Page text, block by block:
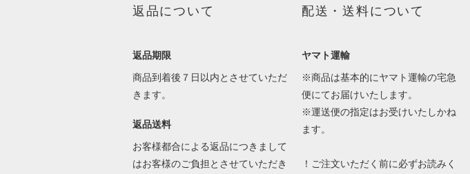
返品について
返品期限
商品到着後７日以内とさせていただ
きます。
返品送料
お客様都合による返品につきまして
はお客様のご負担とさせていただき
配送・送料について
ヤマト運輸
※商品は基本的にヤマト運輸の宅急
便にてお届けいたします。
※運送便の指定はお受けいたしかね
ます。
！ご注文いただく前に必ずお読みく